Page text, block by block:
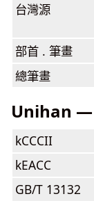
台灣源
部首 . 筆畫
總筆畫
Unihan —
kCCCII
kEACC
GB/T 13132